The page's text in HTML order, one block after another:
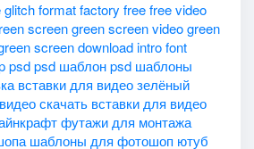
glitchformat factory freefree video
screengreen screen videogreen
screen downloadintro font
psdpsd шаблонpsd шаблоны
вставки для видеозелёный
скачать вставки для видео
футажи для монтажа
шаблоны для фотошоп ютуб